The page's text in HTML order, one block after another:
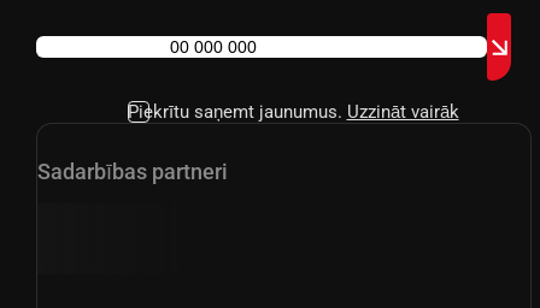
Piekrītu saņemt jaunumus. Uzzināt vairāk
Sadarbības partneri